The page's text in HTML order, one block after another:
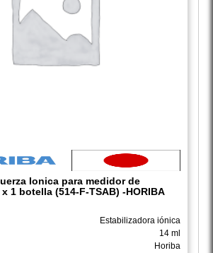
Ionica para medidor de
1 botella (514-F-TSAB) -HORIBA
Estabilizadora iónica
14 ml
Horiba